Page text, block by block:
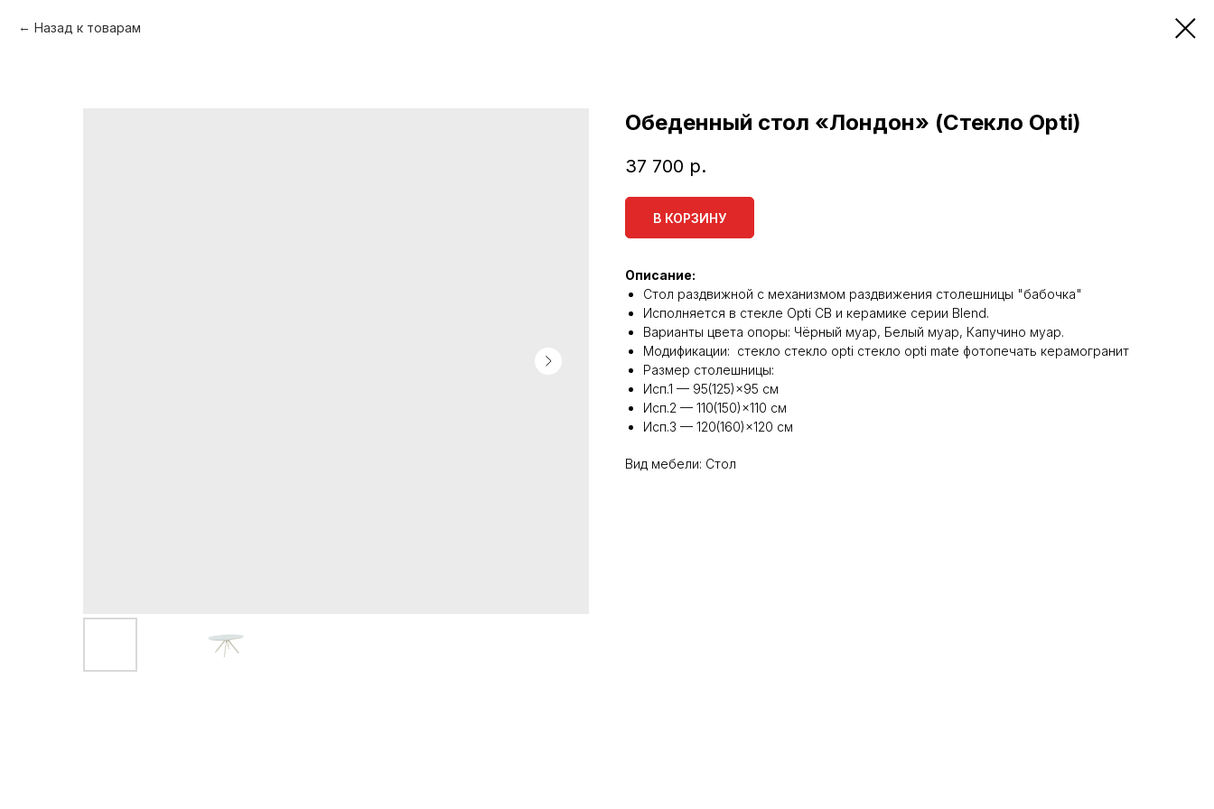
Назад к товарам
Обеденный стол «Лондон» (Cтекло Opti)
37 700 р.
В КОРЗИНУ
Описание:
Стол раздвижной с механизмом раздвижения столешницы "бабочка"
Исполняется в стекле Opti СВ и керамике серии Blend.
Варианты цвета опоры: Чёрный муар, Белый муар, Капучино муар.
Модификации: стекло стекло opti стекло opti mate фотопечать керамогранит
Размер столешницы:
Исп.1 — 95(125)×95 см
Исп.2 — 110(150)×110 см
Исп.3 — 120(160)×120 см
Вид мебели: Стол